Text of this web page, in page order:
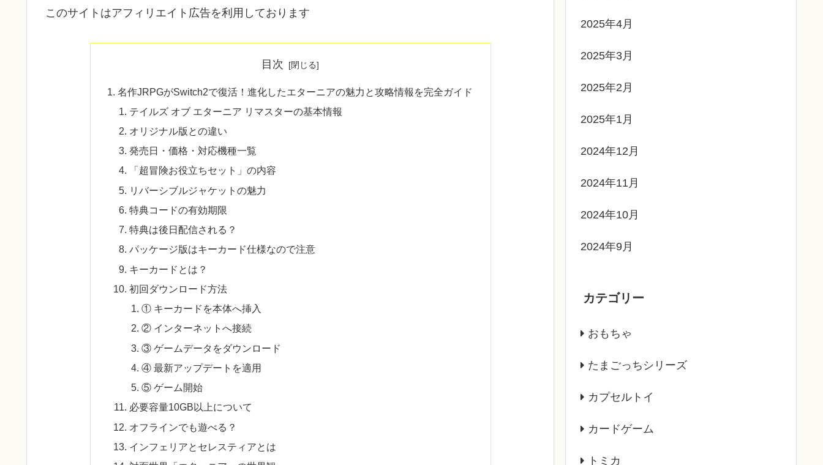
このサイトはアフィリエイト広告を利用しております
目次
名作JRPGがSwitch2で復活！進化したエターニアの魅力と攻略情報を完全ガイド
テイルズ オブ エターニア リマスターの基本情報
オリジナル版との違い
発売日・価格・対応機種一覧
「超冒険お役立ちセット」の内容
リバーシブルジャケットの魅力
特典コードの有効期限
特典は後日配信される？
パッケージ版はキーカード仕様なので注意
キーカードとは？
初回ダウンロード方法
① キーカードを本体へ挿入
② インターネットへ接続
③ ゲームデータをダウンロード
④ 最新アップデートを適用
⑤ ゲーム開始
必要容量10GB以上について
オフラインでも遊べる？
インフェリアとセレスティアとは
2025年4月
2025年3月
2025年2月
2025年1月
2024年12月
2024年11月
2024年10月
2024年9月
カテゴリー
おもちゃ
たまごっちシリーズ
カプセルトイ
カードゲーム
トミカ